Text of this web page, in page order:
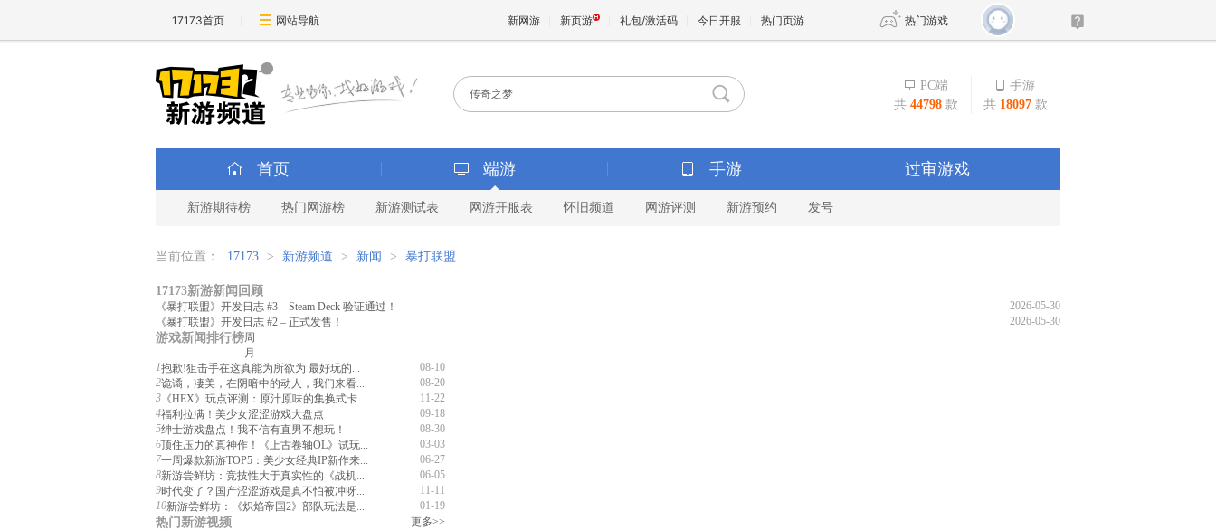
17173首页 网站导航 新网游 新页游 礼包/激活码 今日开服 热门页游 热门游戏
传奇4
新天龙八部
王权与自由
PC端
共 44798 款
手游
共 18097 款
首页 端游 手游 过审游戏
新游期待榜 热门网游榜 新游测试表 网游开服表 怀旧频道 网游评测 新游预约 发号
当前位置： 17173 > 新游频道 > 新闻 > 暴打联盟
17173新游新闻回顾
2026-05-30
《暴打联盟》开发日志 #3 – Steam Deck 验证通过！
2026-05-30
《暴打联盟》开发日志 #2 – 正式发售！
游戏新闻排行榜周
月
1
08-10
抱歉!狙击手在这真能为所欲为 最好玩的...
2
08-20
诡谲，凄美，在阴暗中的动人，我们来看...
3
11-22
《HEX》玩点评测：原汁原味的集换式卡...
4
09-18
福利拉满！美少女涩涩游戏大盘点
5
08-30
绅士游戏盘点！我不信有直男不想玩！
6
03-03
顶住压力的真神作！《上古卷轴OL》试玩...
7
06-27
一周爆款新游TOP5：美少女经典IP新作来...
8
06-05
新游尝鲜坊：竞技性大于真实性的《战机...
9
11-11
时代变了？国产涩涩游戏是真不怕被冲呀...
10
01-19
新游尝鲜坊：《炽焰帝国2》部队玩法是...
热门新游视频 更多>>